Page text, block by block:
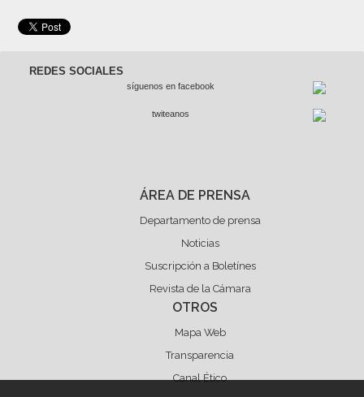
REDES SOCIALES
síguenos en facebook
twiteanos
ÁREA DE PRENSA
Departamento de prensa
Noticias
Suscripción a Boletínes
Revista de la Cámara
OTROS
Mapa Web
Transparencia
Canal Ético